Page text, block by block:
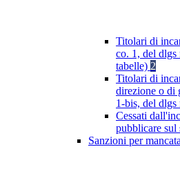
Titolari di
co. 1, del dlgs
tabelle) 2
Titolari di
direzione o di
1-bis, del dlgs
Cessati
pubblicare sul
Sanzioni per